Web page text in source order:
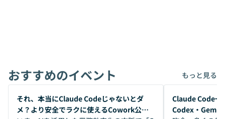
おすすめのイベント もっと見る
開催前
それ、本当にClaude Codeじゃないとダ
メ？より安全でラクに使えるCowork公開
開催前
Claude Code一
Codex・